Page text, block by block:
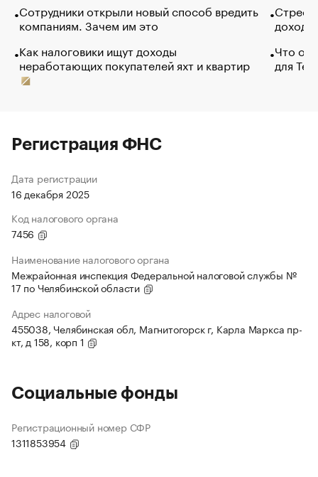
Сотрудники открыли новый способ вредить
компаниям. Зачем им это
Как налоговики ищут доходы
неработающих покупателей яхт и квартир
Что
для
Регистрация ФНС
Дата регистрации
16 декабря 2025
Код налогового органа
7456
Наименование налогового органа
Межрайонная инспекция Федеральной налоговой службы №
17 по Челябинской области
Адрес налоговой
455038, Челябинская обл, Магнитогорск г, Карла Маркса пр-
кт, д 158, корп 1
Социальные фонды
Регистрационный номер СФР
1311853954